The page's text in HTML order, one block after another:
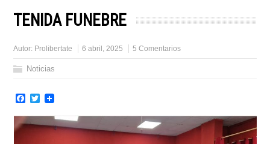
TENIDA FUNEBRE
Autor: Prolibertate 6 abril, 2025 5 Comentarios
Noticias
Facebook
Twitter